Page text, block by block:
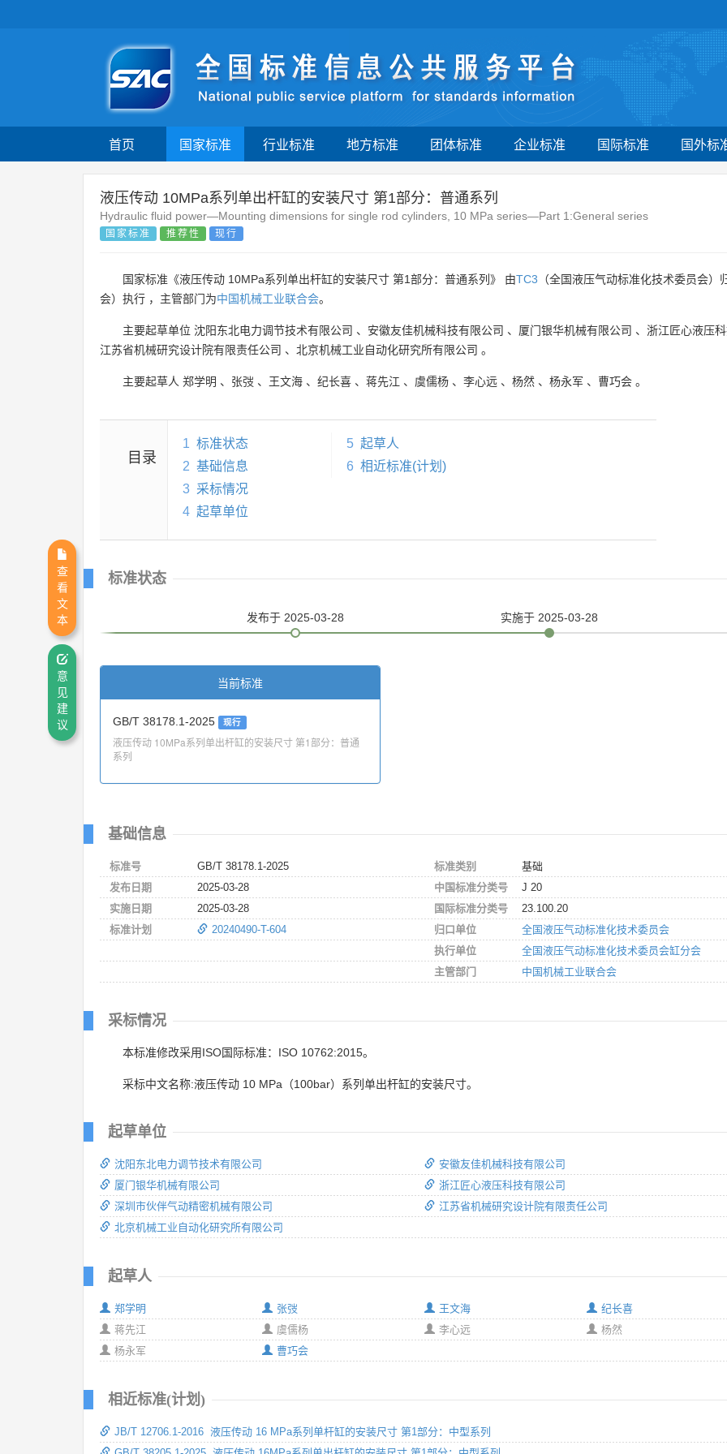
首页 国家标准 行业标准 地方标准 团体标准 企业标准 国际标准 国外标
液压传动 10MPa系列单出杆缸的安装尺寸 第1部分：普通系列
Hydraulic fluid power—Mounting dimensions for single rod cylinders, 10 MPa series—Part 1:General series
国家标准 推荐性 现行
国家标准《液压传动 10MPa系列单出杆缸的安装尺寸 第1部分：普通系列》 由TC3 （全国液压气动标准化技术委员会）
会）执行 ，主管部门为中国机械工业联合会。
主要起草单位 沈阳东北电力调节技术有限公司 、 安徽友佳机械科技有限公司 、 厦门银华机械有限公司 、 浙江匠心液压
江苏省机械研究设计院有限责任公司 、 北京机械工业自动化研究所有限公司 。
主要起草人 郑学明 、 张弢 、 王文海 、 纪长喜 、 蒋先江 、 虞儒杨 、 李心远 、 杨然 、 杨永军 、 曹巧会 。
目录
1 标准状态
2 基础信息
3 采标情况
4 起草单位
5 起草人
6 相近标准(计划)
标准状态
发布于 2025-03-28 实施于 2025-03-28
当前标准
GB/T 38178.1-2025 现行
液压传动 10MPa系列单出杆缸的安装尺寸 第1部分：普通
系列
基础信息
标准号
GB/T 38178.1-2025
发布日期
2025-03-28
实施日期
2025-03-28
标准计划
20240490-T-604
标准类别
基础
中国标准分类号
J 20
国际标准分类号
23.100.20
归口单位
全国液压气动标准化技术委员会
执行单位
全国液压气动标准化技术委员会缸分会
主管部门
中国机械工业联合会
采标情况
本标准修改采用ISO国际标准：ISO 10762:2015。
采标中文名称:液压传动 10 MPa（100bar）系列单出杆缸的安装尺寸。
起草单位
沈阳东北电力调节技术有限公司
厦门银华机械有限公司
深圳市伙伴气动精密机械有限公司
北京机械工业自动化研究所有限公司
安徽友佳机械科技有限公司
浙江匠心液压科技有限公司
江苏省机械研究设计院有限责任公司
起草人
郑学明
张弢
蒋先江
虞儒杨
杨永军
曹巧会
王文海
纪长喜
李心远
杨然
相近标准(计划)
JB/T 12706.1-2016 液压传动 16 MPa系列单杆缸的安装尺寸 第1部分：中型系列
查
看
文
本
意
见
建
议